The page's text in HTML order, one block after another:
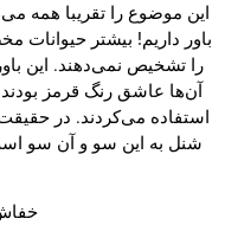
این موضوع را تقریبا همه
باور داریم! بیشتر حیوانات
را تشخیص نمی‌دهند. این
آن‌ها عاشق رنگ قرمز
استفاده می‌کردند. در
شنل به این سو و آن سو